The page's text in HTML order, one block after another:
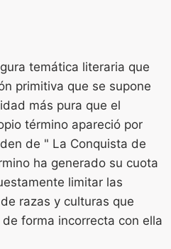
temática literaria que
primitiva que se supone
más pura que el
término apareció por
de " La Conquista de
ha generado su cuota
limitar las
razas y culturas que
forma incorrecta con ella